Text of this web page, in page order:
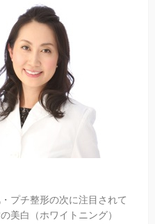
プチ整形の次に注目されて
美白（ホワイトニング）